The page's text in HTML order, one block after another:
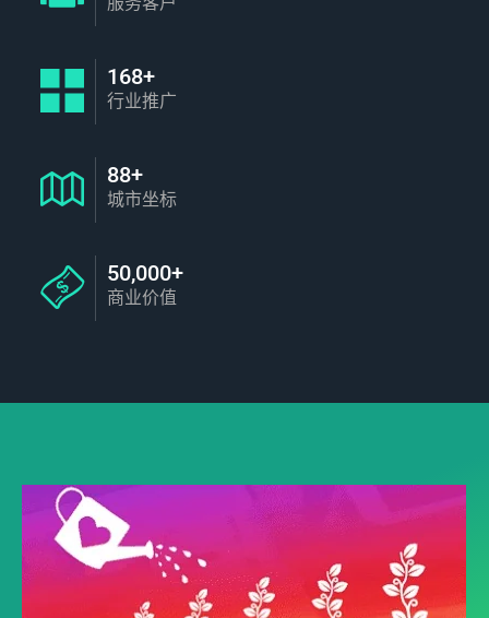
168+
行业推广
88+
城市坐标
50,000+
商业价值